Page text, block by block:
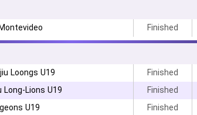
Finished
Loongs U19 Finished
Long-Lions U19 Finished
U19 Finished